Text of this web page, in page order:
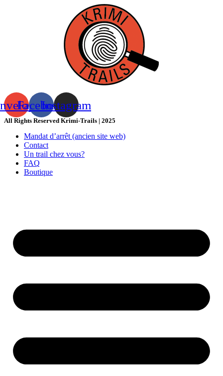
FacebookInstagram
All Rights Reserved Krimi-Trails | 2025
Mandat d’arrêt (ancien site web)
Contact
Un trail chez vous?
FAQ
Boutique